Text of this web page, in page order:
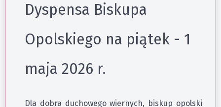
Dyspensa Biskupa
Opolskiego na piątek - 1
maja 2026 r.
Dla dobra duchowego wiernych, biskup opolski